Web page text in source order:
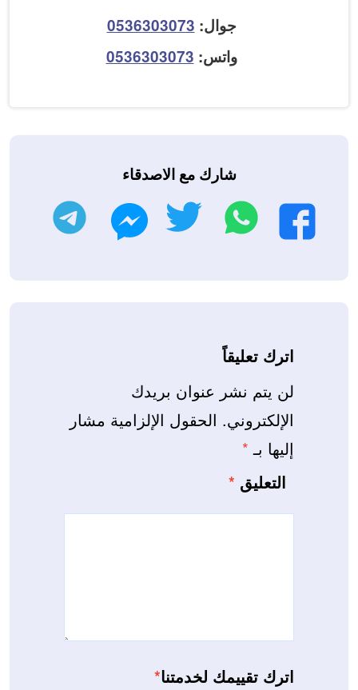
جوال: 0536303073
واتس: 0536303073
شارك مع الاصدقاء
فيسبوك
واتساب تويتر ماسنجر
اترك تعليقاً
لن يتم نشر عنوان بريدك
الإلكتروني. الحقول الإلزامية مشار
إليها بـ *
التعليق *
اترك تقييمك لخدمتنا*